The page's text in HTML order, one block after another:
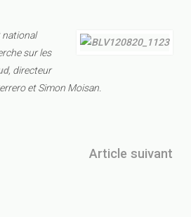
national
sur les
, directeur
et Simon Moisan.
Article suivant